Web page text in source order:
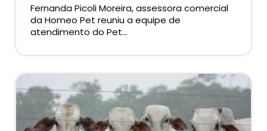
Fernanda Picoli Moreira, assessora comercial
da Homeo Pet reuniu a equipe de
atendimento do Pet...